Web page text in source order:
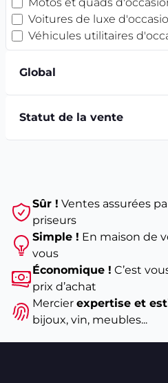
Voitures de luxe
Véhicules utilitaires
Global
Statut de la vente
Sûr ! Ventes assurées
priseurs
Simple ! En maison de
vous
Économique ! C’est
prix d’achat
Mercier expertise et
bijoux, vin, meubles...